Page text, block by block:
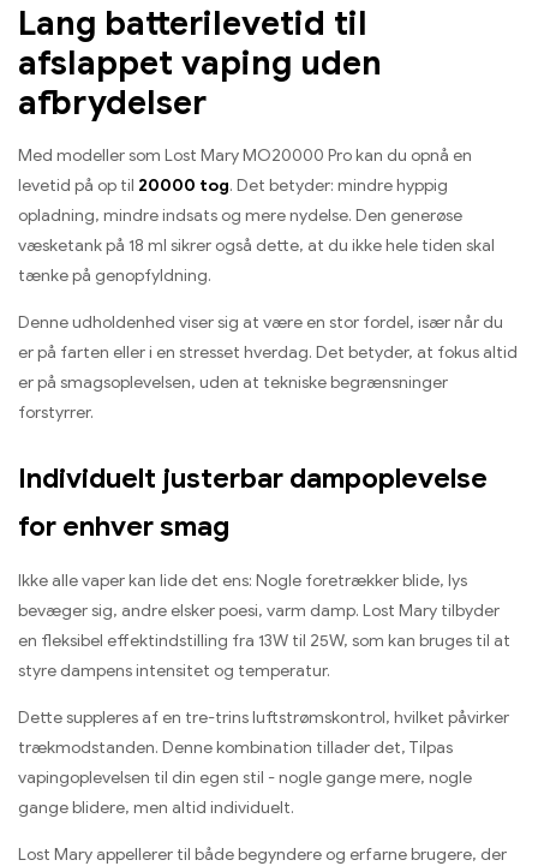
Lang batterilevetid til
afslappet vaping uden
afbrydelser
Med modeller som Lost Mary MO20000 Pro kan du opnå en
levetid på op til 20000 tog. Det betyder: mindre hyppig
opladning, mindre indsats og mere nydelse. Den generøse
væsketank på 18 ml sikrer også dette, at du ikke hele tiden skal
tænke på genopfyldning.
Denne udholdenhed viser sig at være en stor fordel, især når du
er på farten eller i en stresset hverdag. Det betyder, at fokus altid
er på smagsoplevelsen, uden at tekniske begrænsninger
forstyrrer.
Individuelt justerbar dampoplevelse
for enhver smag
Ikke alle vaper kan lide det ens: Nogle foretrækker blide, lys
bevæger sig, andre elsker poesi, varm damp. Lost Mary tilbyder
en fleksibel effektindstilling fra 13W til 25W, som kan bruges til at
styre dampens intensitet og temperatur.
Dette suppleres af en tre-trins luftstrømskontrol, hvilket påvirker
trækmodstanden. Denne kombination tillader det, Tilpas
vapingoplevelsen til din egen stil - nogle gange mere, nogle
gange blidere, men altid individuelt.
Lost Mary appellerer til både begyndere og erfarne brugere, der